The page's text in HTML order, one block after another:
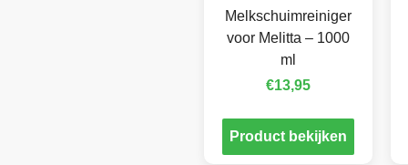
Melkschuimreiniger
voor Melitta – 1000
ml
€13,95
Product bekijken